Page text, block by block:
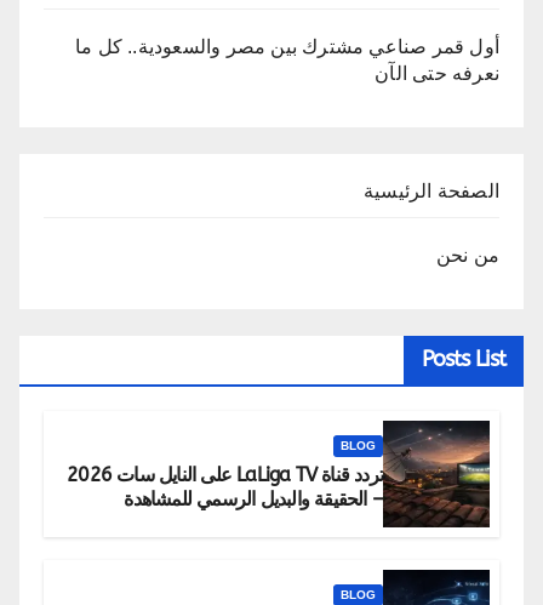
أول قمر صناعي مشترك بين مصر والسعودية.. كل ما
نعرفه حتى الآن
الصفحة الرئيسية
من نحن
Posts List
BLOG
تردد قناة LaLiga TV على النايل سات 2026
– الحقيقة والبديل الرسمي للمشاهدة
BLOG